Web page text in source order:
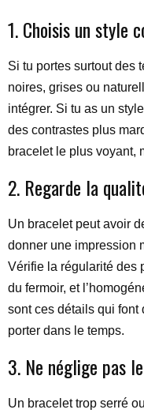
1. Choisis un style
Si tu portes surtout des
noires, grises ou
intégrer. Si tu as un
des contrastes plus
bracelet le plus voyant,
2. Regarde la
Un bracelet peut avoir
donner une impression
Vérifie la régularité des
du fermoir, et
sont ces détails qui font
porter dans le temps.
3. Ne néglige pas
Un bracelet trop serré